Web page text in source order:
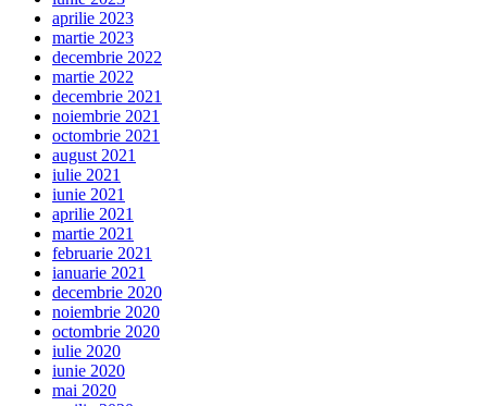
aprilie 2023
martie 2023
decembrie 2022
martie 2022
decembrie 2021
noiembrie 2021
octombrie 2021
august 2021
iulie 2021
iunie 2021
aprilie 2021
martie 2021
februarie 2021
ianuarie 2021
decembrie 2020
noiembrie 2020
octombrie 2020
iulie 2020
iunie 2020
mai 2020